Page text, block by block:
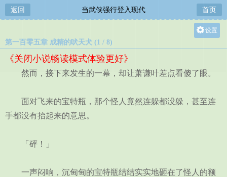
返回 当武侠强行登入现代 首页
设置
中
第一百零五章 成精的吠天犬 (1 / 8)
《关闭小说畅读模式体验更好》
然而，接下来发生的一幕，却让萧谦叶差点看傻了眼。
面对飞来的宝特瓶，那个怪人竟然连躲都没躲，甚至连
手都没有抬起来的意思。
「砰！」
一声闷响，沉甸甸的宝特瓶结结实实地砸在了怪人的额